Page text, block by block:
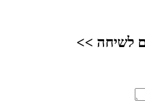
לשיחה >>